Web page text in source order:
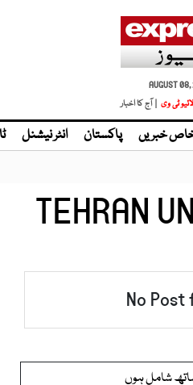
AUGUST
لائیو ٹی وی | آج کا اخبار
خبریں پاکستان انٹر نیشنل
TEHRAN
No Post
شامل ہوں